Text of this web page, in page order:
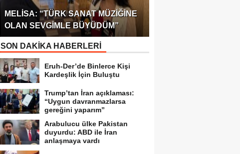
MELISA: “TÜRK SANAT MÜZIĞINE
OLAN SEVGIMLE BÜYÜDÜM”
SON DAKİKA HABERLERİ
Eruh-Der’de Binlerce Kişi
Kardeşlik İçin Buluştu
Trump’tan İran açıklaması:
“Uygun davranmazlarsa
gereğini yaparım”
Arabulucu ülke Pakistan
duyurdu: ABD ile İran
anlaşmaya vardı